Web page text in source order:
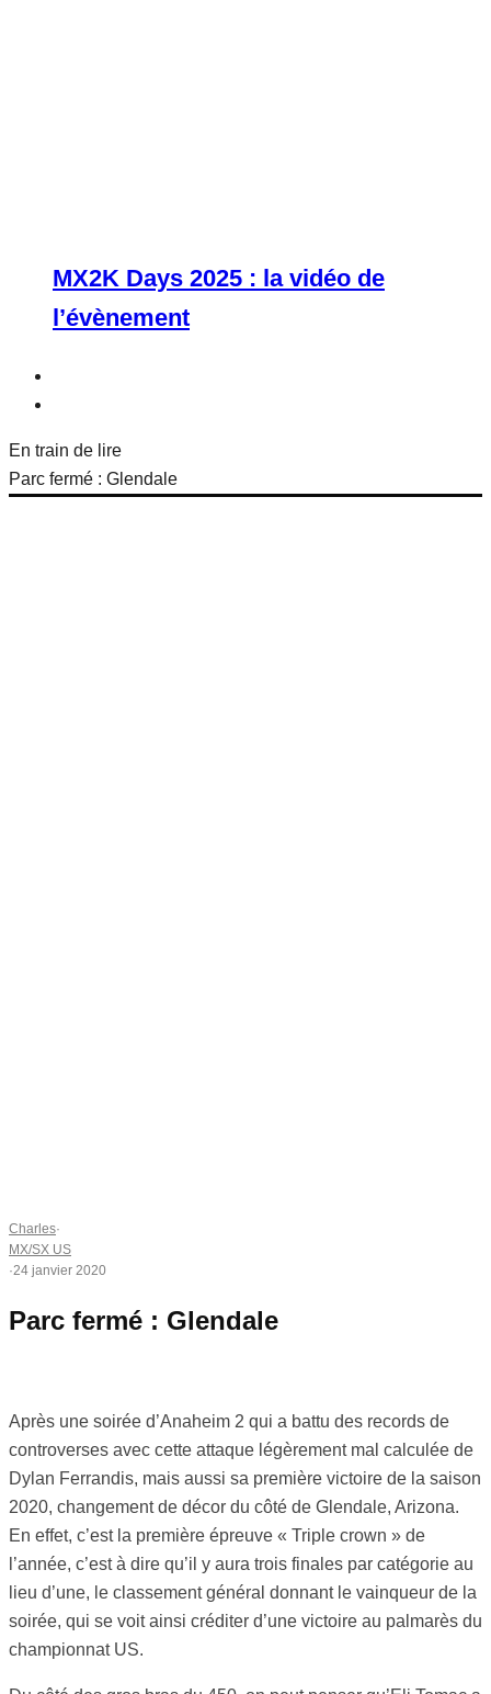
MX2K Days 2025 : la vidéo de
l’évènement
En train de lire
Parc fermé : Glendale
Charles·
MX/SX US
·24 janvier 2020
Parc fermé : Glendale
Après une soirée d’Anaheim 2 qui a battu des records de
controverses avec cette attaque légèrement mal calculée de
Dylan Ferrandis, mais aussi sa première victoire de la saison
2020, changement de décor du côté de Glendale, Arizona.
En effet, c’est la première épreuve « Triple crown » de
l’année, c’est à dire qu’il y aura trois finales par catégorie au
lieu d’une, le classement général donnant le vainqueur de la
soirée, qui se voit ainsi créditer d’une victoire au palmarès du
championnat US.